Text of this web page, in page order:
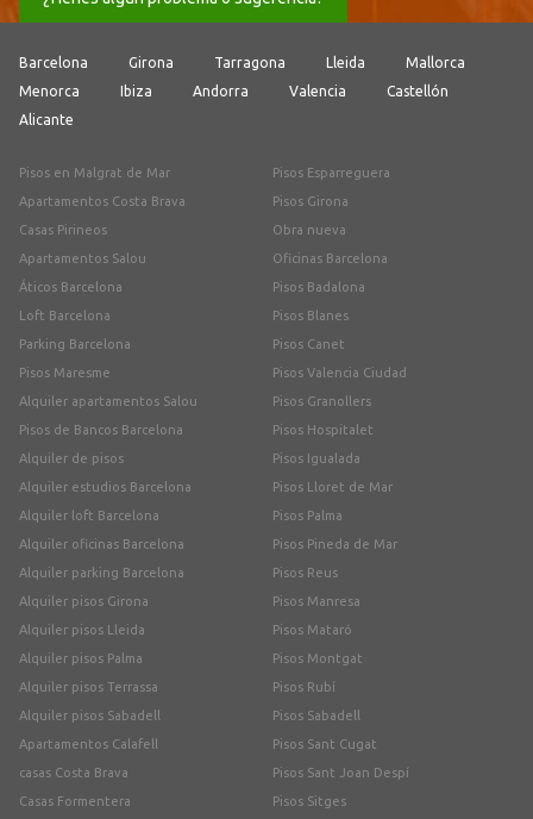
Barcelona Girona Tarragona Lleida
Mallorca
Menorca
Ibiza Andorra Valencia
Castellón
Alicante
Pisos en Malgrat de Mar
Apartamentos Costa Brava
Casas Pirineos
Apartamentos Salou
Áticos Barcelona
Loft Barcelona
Parking Barcelona
Pisos Maresme
Alquiler apartamentos Salou
Pisos de Bancos Barcelona
Alquiler de pisos
Alquiler estudios Barcelona
Alquiler loft Barcelona
Alquiler oficinas Barcelona
Alquiler parking Barcelona
Alquiler pisos Girona
Alquiler pisos Lleida
Alquiler pisos Palma
Alquiler pisos Terrassa
Alquiler pisos Sabadell
Apartamentos Calafell
casas Costa Brava
Casas Formentera
Pisos Esparreguera
Pisos Girona
Obra nueva
Oficinas Barcelona
Pisos Badalona
Pisos Blanes
Pisos Canet
Pisos Valencia Ciudad
Pisos Granollers
Pisos Hospitalet
Pisos Igualada
Pisos Lloret de Mar
Pisos Palma
Pisos Pineda de Mar
Pisos Reus
Pisos Manresa
Pisos Mataró
Pisos Montgat
Pisos Rubí
Pisos Sabadell
Pisos Sant Cugat
Pisos Sant Joan Despí
Pisos Sitges